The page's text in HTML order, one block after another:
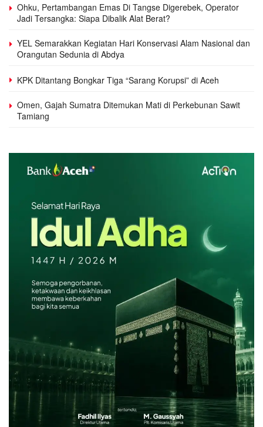
Ohku, Pertambangan Emas Di Tangse Digerebek, Operator
Jadi Tersangka: Siapa Dibalik Alat Berat?
YEL Semarakkan Kegiatan Hari Konservasi Alam Nasional dan
Orangutan Sedunia di Abdya
KPK Ditantang Bongkar Tiga “Sarang Korupsi” di Aceh
Omen, Gajah Sumatra Ditemukan Mati di Perkebunan Sawit
Tamiang